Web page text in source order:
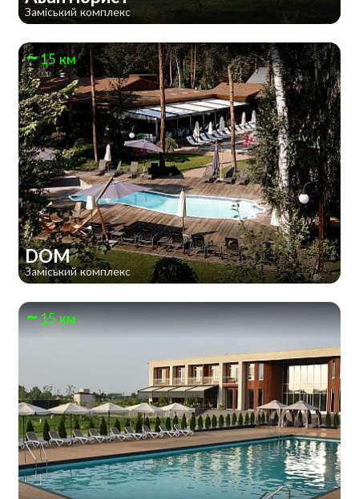
Заміський комплекс
15 км
DOM
Заміський комплекс
15 км